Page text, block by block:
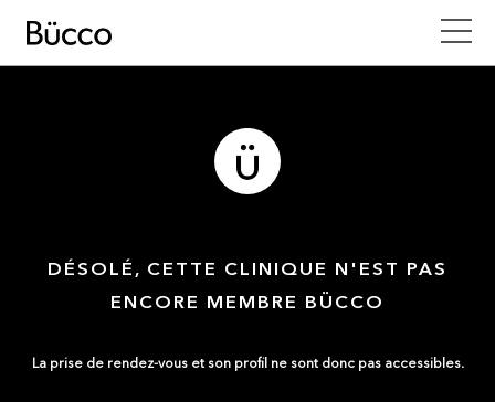
DÉSOLÉ, CETTE CLINIQUE N'EST PAS
ENCORE MEMBRE BÜCCO
La prise de rendez-vous et son profil ne sont donc pas accessibles.